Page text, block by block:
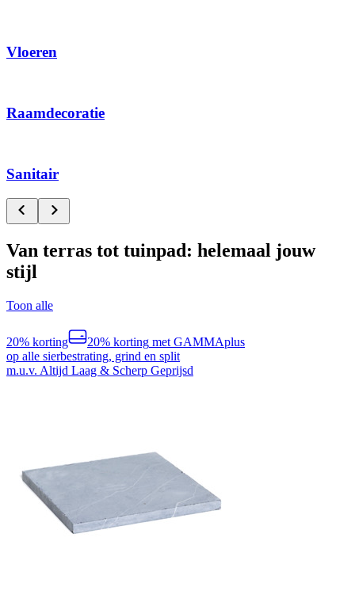
Vloeren
Raamdecoratie
Sanitair
Van terras tot tuinpad: helemaal jouw
stijl
Toon alle
20% korting 20% korting met GAMMAplus
op alle sierbestrating, grind en split
m.u.v. Altijd Laag & Scherp Geprijsd